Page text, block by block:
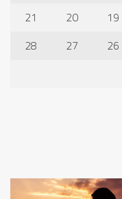
19
20
21
26
27
28